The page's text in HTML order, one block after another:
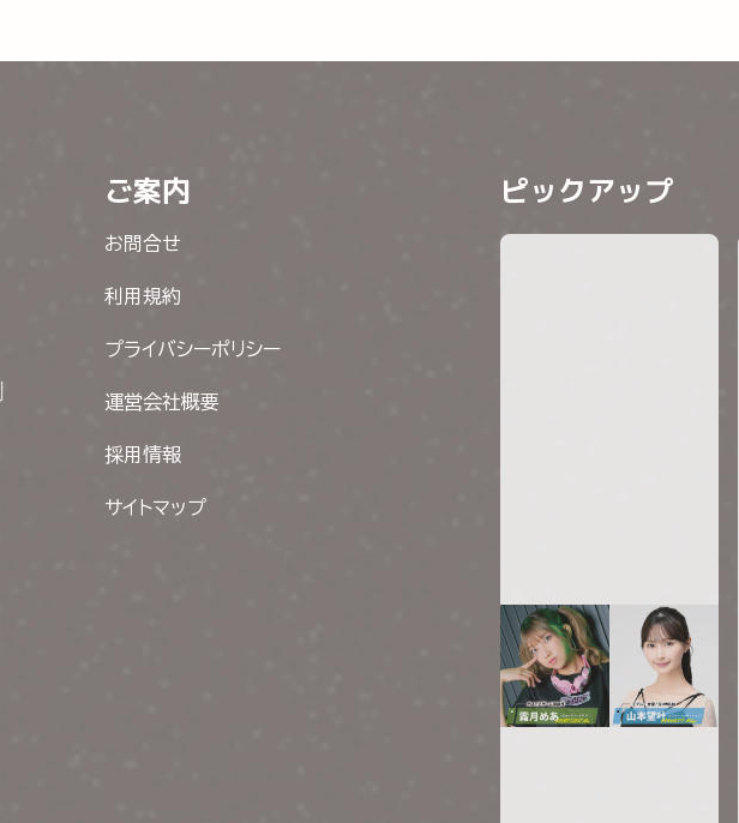
ご案内
お問合せ
利用規約
プライバシーポリシー
運営会社概要
採用情報
サイトマップ
ピックアップ